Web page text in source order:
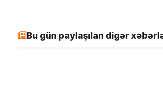
Bu gün paylaşılan digər